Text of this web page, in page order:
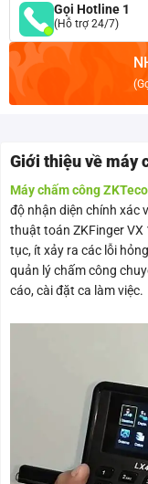
Gọi Hotline 1
(Hỗ trợ 24/7)
Giới thiệu về máy
Máy chấm công
độ nhận diện chính xác
thuật toán ZKFinger VX
tục, ít xảy ra các lỗi
quản lý chấm công
cáo, cài đặt ca làm việc.